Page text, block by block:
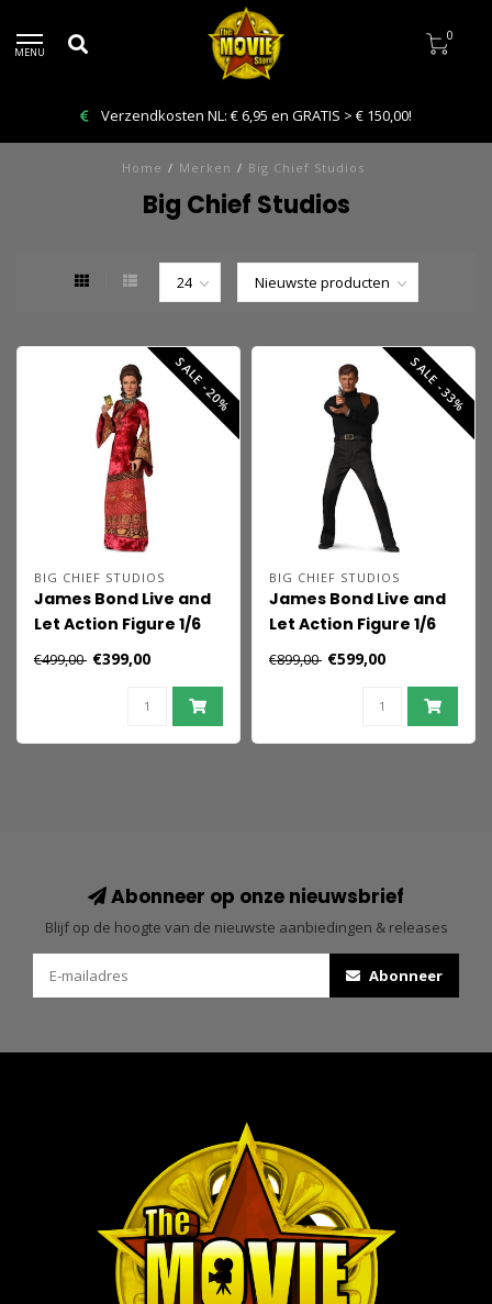
MENU
0
Bestelling VANDAAG afhalen: Kies Click & Collect
Home / Merken / Big Chief Studios
Big Chief Studios
SALE -20%
BIG CHIEF STUDIOS
James Bond Live and
Let Action Figure 1/6
Solitaire 30 cm
€499,00 €399,00
SALE -33%
BIG CHIEF STUDIOS
James Bond Live and
Let Action Figure 1/6
James Bond 30 cm
€899,00 €599,00
Abonneer op onze nieuwsbrief
Blijf op de hoogte van de nieuwste aanbiedingen & releases
Abonneer